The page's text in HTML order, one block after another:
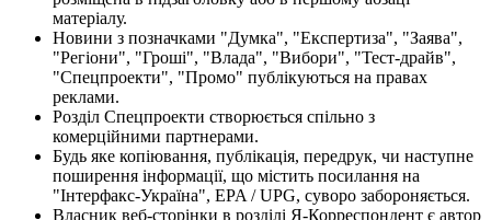
матеріалу.
Новини з позначками "Думка", "Експертиза", "Заява",
"Регіони", "Гроші", "Влада", "Вибори", "Тест-драйв",
"Спецпроекти", "Промо" публікуються на правах
реклами.
Розділ Спецпроекти створюється спільно з
комерційними партнерами.
Будь яке копіювання, публікація, передрук, чи наступне
поширення інформації, що містить посилання на
"Інтерфакс-Україна", EPA / UPG, суворо забороняється.
Власник веб-сторінки в розділі Я-Корреспондент є автор